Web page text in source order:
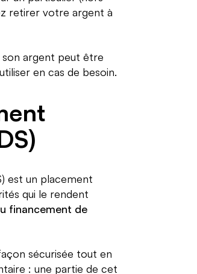
retirer votre argent à
argent peut être
en cas de besoin.
est un placement
qui le rendent
financement de
sécurisée tout en
: une partie de cet